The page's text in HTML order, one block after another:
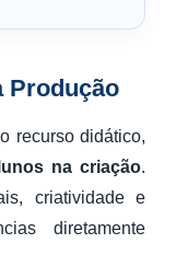
Produção
recurso didático,
na criação.
criatividade e
diretamente